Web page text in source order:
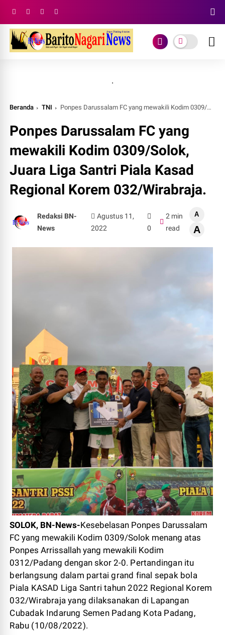
.
Beranda TNI Ponpes Darussalam FC yang mewakili Kodim 0309/Solok, Juara Liga Santri Piala Kasad Regional Korem 032/Wirabraja.
Ponpes Darussalam FC yang
mewakili Kodim 0309/Solok,
Juara Liga Santri Piala Kasad
Regional Korem 032/Wirabraja.
Redaksi BN-
News
Agustus 11,
2022
0
2 min
read
A
A
SOLOK, BN-News-Kesebelasan Ponpes Darussalam
FC yang mewakili Kodim 0309/Solok menang atas
Ponpes Arrissallah yang mewakili Kodim
0312/Padang dengan skor 2-0. Pertandingan itu
berlangsung dalam partai grand final sepak bola
Piala KASAD Liga Santri tahun 2022 Regional Korem
032/Wirabraja yang dilaksanakan di Lapangan
Cubadak Indarung Semen Padang Kota Padang,
Rabu (10/08/2022).